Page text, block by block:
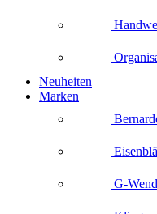
Neuheiten
Marken
G-